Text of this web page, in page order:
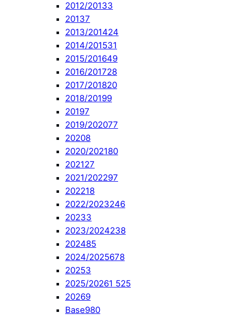
2012/20133
20137
2013/201424
2014/201531
2015/201649
2016/201728
2017/201820
2018/20199
20197
2019/202077
20208
2020/202180
202127
2021/202297
202218
2022/2023246
20233
2023/2024238
202485
2024/2025678
20253
2025/20261 525
20269
Base980